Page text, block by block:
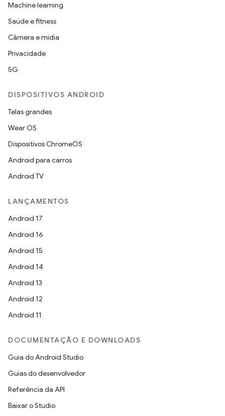
Machine learning
Saúde e fitness
Câmera e mídia
Privacidade
5G
DISPOSITIVOS ANDROID
Telas grandes
Wear OS
Dispositivos ChromeOS
Android para carros
Android TV
LANÇAMENTOS
Android 17
Android 16
Android 15
Android 14
Android 13
Android 12
Android 11
DOCUMENTAÇÃO E DOWNLOADS
Guia do Android Studio
Guias do desenvolvedor
Referência da API
Baixar o Studio